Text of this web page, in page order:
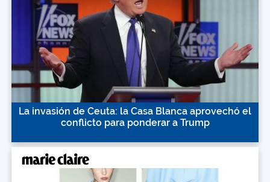
La invasión de Ceuta: la Casa Blanca aprovechó el
conflicto para ponderar a Trump